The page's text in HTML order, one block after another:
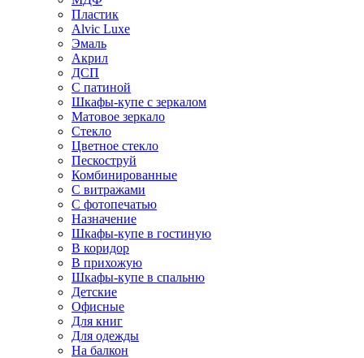
Пластик
Alvic Luxe
Эмаль
Акрил
ДСП
С патиной
Шкафы-купе с зеркалом
Матовое зеркало
Стекло
Цветное стекло
Пескоструй
Комбинированные
С витражами
С фотопечатью
Назначение
Шкафы-купе в гостиную
В коридор
В прихожую
Шкафы-купе в спальню
Детские
Офисные
Для книг
Для одежды
На балкон